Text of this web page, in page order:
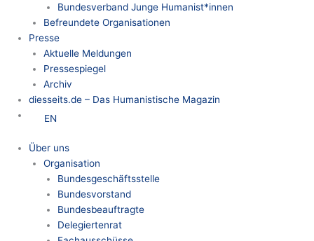
Bundesverband Junge Humanist*innen
Befreundete Organisationen
Presse
Aktuelle Meldungen
Pressespiegel
Archiv
diesseits.de – Das Humanistische Magazin
EN
Über uns
Organisation
Bundesgeschäftsstelle
Bundesvorstand
Bundesbeauftragte
Delegiertenrat